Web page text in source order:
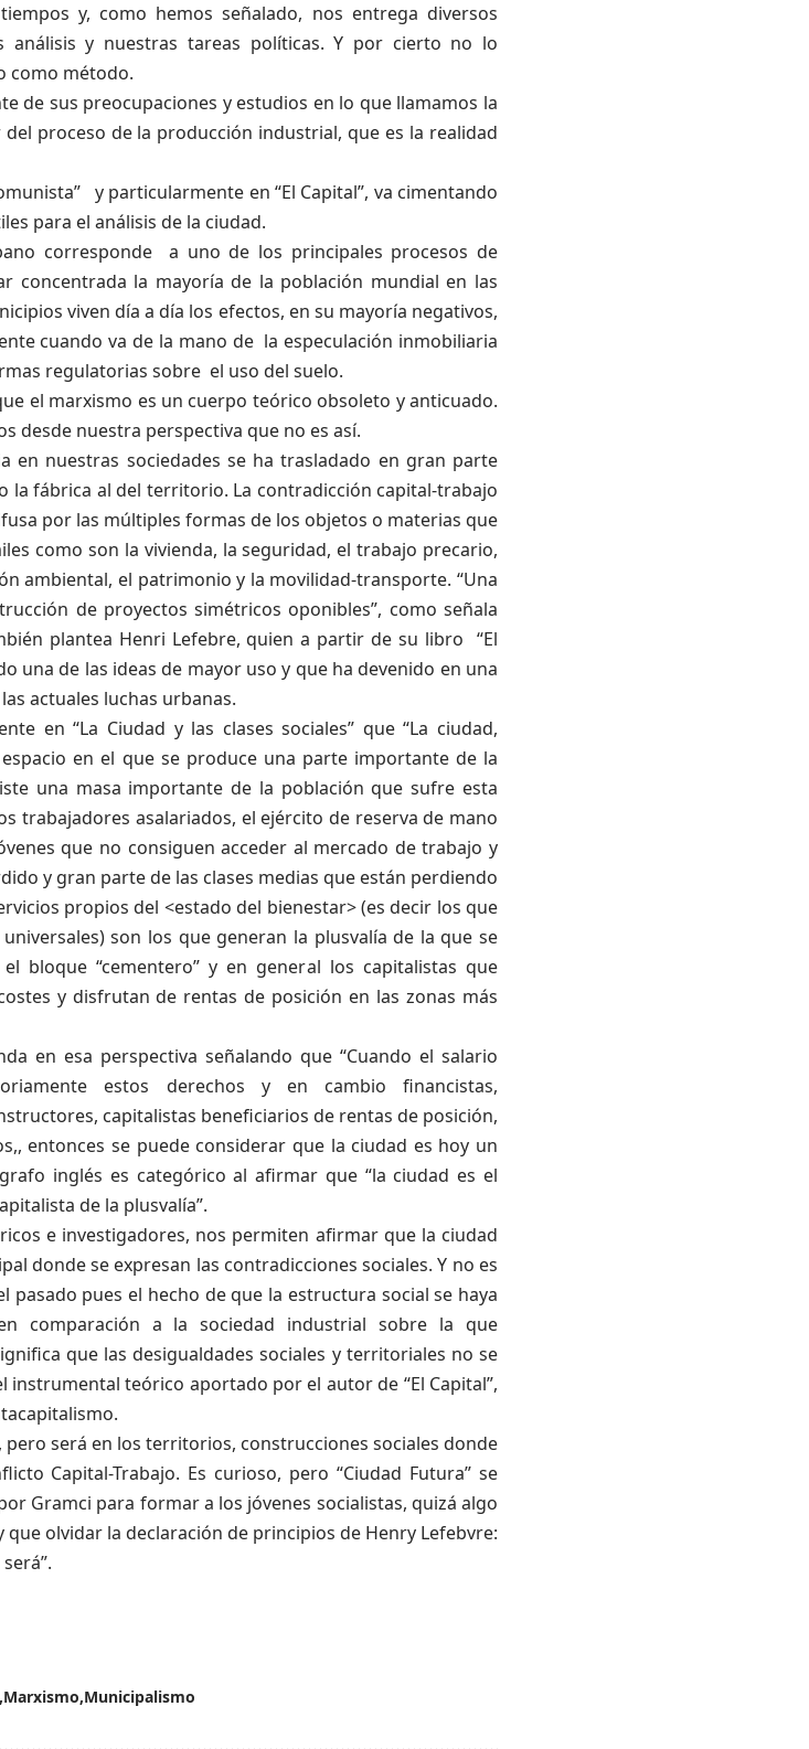
y, como hemos señalado, nos entrega diversos
análisis y nuestras tareas políticas. Y por cierto no lo
como método.
de sus preocupaciones y estudios en lo que llamamos la
proceso de la producción industrial, que es la realidad
y particularmente en “El Capital”, va cimentando
para el análisis de la ciudad.
corresponde a uno de los principales procesos de
concentrada la mayoría de la población mundial en las
viven día a día los efectos, en su mayoría negativos,
cuando va de la mano de la especulación inmobiliaria
regulatorias sobre el uso del suelo.
el marxismo es un cuerpo teórico obsoleto y anticuado.
desde nuestra perspectiva que no es así.
en nuestras sociedades se ha trasladado en gran parte
la fábrica al del territorio. La contradicción capital-trabajo
por las múltiples formas de los objetos o materias que
como son la vivienda, la seguridad, el trabajo precario,
ambiental, el patrimonio y la movilidad-transporte. “Una
de proyectos simétricos oponibles”, como señala
plantea Henri Lefebre, quien a partir de su libro “El
una de las ideas de mayor uso y que ha devenido en una
actuales luchas urbanas.
en “La Ciudad y las clases sociales” que “La ciudad,
en el que se produce una parte importante de la
una masa importante de la población que sufre esta
trabajadores asalariados, el ejército de reserva de mano
que no consiguen acceder al mercado de trabajo y
y gran parte de las clases medias que están perdiendo
propios del <estado del bienestar> (es decir los que
son los que generan la plusvalía de la que se
bloque “cementero” y en general los capitalistas que
y disfrutan de rentas de posición en las zonas más
en esa perspectiva señalando que “Cuando el salario
estos derechos y en cambio financistas,
capitalistas beneficiarios de rentas de posición,
entonces se puede considerar que la ciudad es hoy un
inglés es categórico al afirmar que “la ciudad es el
de la plusvalía”.
e investigadores, nos permiten afirmar que la ciudad
donde se expresan las contradicciones sociales. Y no es
pasado pues el hecho de que la estructura social se haya
comparación a la sociedad industrial sobre la que
que las desigualdades sociales y territoriales no se
instrumental teórico aportado por el autor de “El Capital”,
pero será en los territorios, construcciones sociales donde
Capital-Trabajo. Es curioso, pero “Ciudad Futura” se
Gramci para formar a los jóvenes socialistas, quizá algo
olvidar la declaración de principios de Henry Lefebvre:
Marxismo Municipalismo